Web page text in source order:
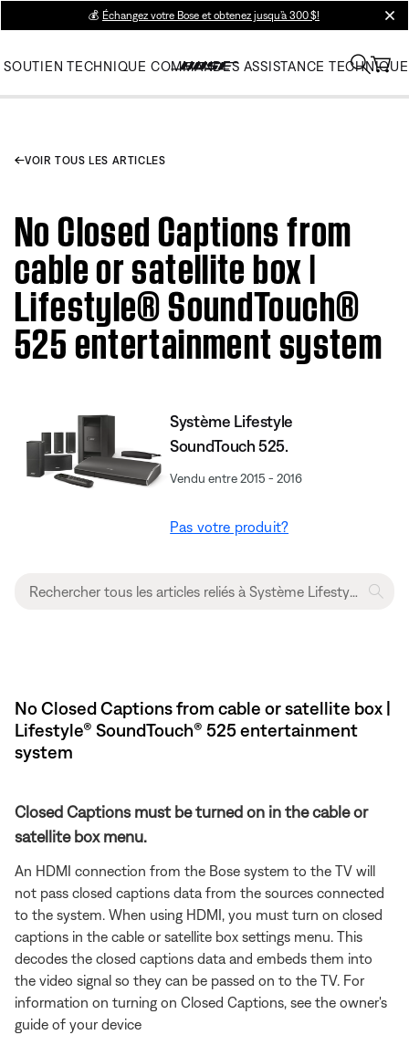
💰 Échangez votre Bose et obtenez jusqu’à 300 $!
SOUTIEN TECHNIQUE COMMANDES ASSISTANCE TECHNIQUE
VOIR TOUS LES ARTICLES
No Closed Captions from
cable or satellite box |
Lifestyle® SoundTouch®
525 entertainment system
Système Lifestyle
SoundTouch 525.
Vendu entre 2015 - 2016
Pas votre produit?
No Closed Captions from cable or satellite box |
Lifestyle® SoundTouch® 525 entertainment
system
Closed Captions must be turned on in the cable or
satellite box menu.
An HDMI connection from the Bose system to the TV will
not pass closed captions data from the sources connected
to the system. When using HDMI, you must turn on closed
captions in the cable or satellite box settings menu. This
decodes the closed captions data and embeds them into
the video signal so they can be passed on to the TV. For
information on turning on Closed Captions, see the owner's
guide of your device